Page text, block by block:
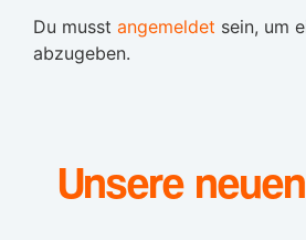
Du musst angemeldet sein, um
abzugeben.
Unsere